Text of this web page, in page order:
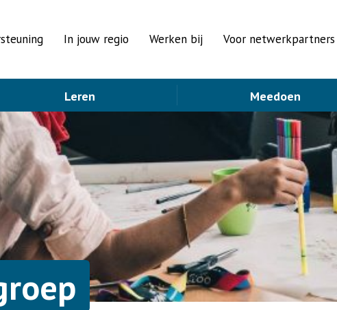
In jouw regio Werken bij Voor netwerkpartners
Leren Meedoen